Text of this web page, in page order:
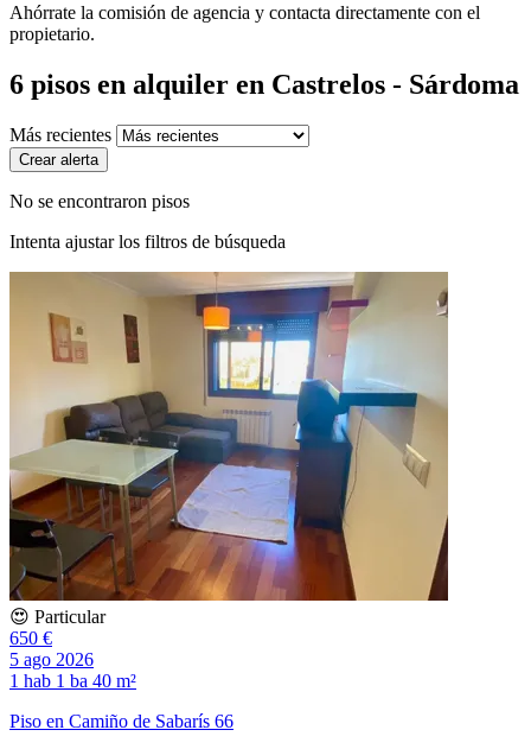
Ahórrate la comisión de agencia y contacta directamente con el
propietario.
6 pisos en alquiler en Castrelos - Sárdoma
Más recientes
Crear alerta
No se encontraron pisos
Intenta ajustar los filtros de búsqueda
😍 Particular
650 €
5 ago 2026
1 hab 1 ba 40 m²
Piso en Camiño de Sabarís 66